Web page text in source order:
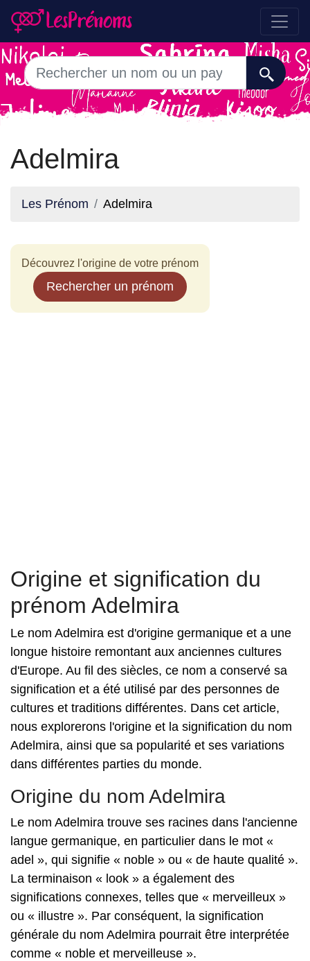
Adelmira
Les Prénom Adelmira
Découvrez l'origine de votre prénom
Rechercher un prénom
Origine et signification du
prénom Adelmira
Le nom Adelmira est d'origine germanique et a une
longue histoire remontant aux anciennes cultures
d'Europe. Au fil des siècles, ce nom a conservé sa
signification et a été utilisé par des personnes de
cultures et traditions différentes. Dans cet article,
nous explorerons l'origine et la signification du nom
Adelmira, ainsi que sa popularité et ses variations
dans différentes parties du monde.
Origine du nom Adelmira
Le nom Adelmira trouve ses racines dans l'ancienne
langue germanique, en particulier dans le mot «
adel », qui signifie « noble » ou « de haute qualité ».
La terminaison « look » a également des
significations connexes, telles que « merveilleux »
ou « illustre ». Par conséquent, la signification
générale du nom Adelmira pourrait être interprétée
comme « noble et merveilleuse ».